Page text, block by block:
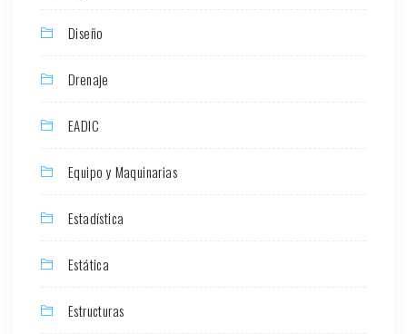
Diseño
Drenaje
EADIC
Equipo y Maquinarias
Estadística
Estática
Estructuras